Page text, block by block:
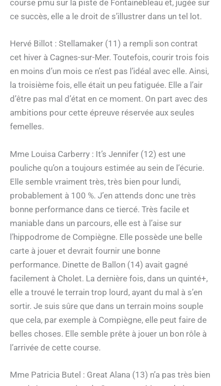
course pmu sur la piste de Fontainebleau et, jugée sur
ce succès, elle a le droit de s’illustrer dans un tel lot.
Hervé Billot : Stellamaker (11) a rempli son contrat
cet hiver à Cagnes-sur-Mer. Toutefois, courir trois fois
en moins d’un mois ce n’est pas l’idéal avec elle. Ainsi,
la troisième fois, elle était un peu fatiguée. Elle a l’air
d’être pas mal d’état en ce moment. On part avec des
ambitions pour cette épreuve réservée aux seules
femelles.
Mme Louisa Carberry : It’s Jennifer (12) est une
pouliche qu’on a toujours estimée au sein de l’écurie.
Elle semble vraiment très, très bien pour lundi,
probablement à 100 %. J’en attends donc une très
bonne performance dans ce tiercé. Très facile et
maniable dans un parcours, elle est à l’aise sur
l’hippodrome de Compiègne. Elle possède une belle
carte à jouer et devrait fournir une bonne
performance. Dinette de Ballon (14) avait gagné
facilement à Cholet. La dernière fois, dans un quinté+,
elle a trouvé le terrain trop lourd, ayant du mal à s’en
sortir. Je suis sûre que dans un terrain moins souple
que cela, par exemple à Compiègne, elle peut faire de
belles choses. Elle semble prête à jouer un bon rôle à
l’arrivée de cette course.
Mme Patricia Butel : Great Alana (13) n’a pas très bien